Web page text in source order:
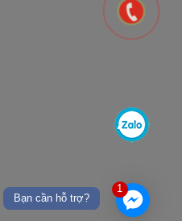
1
Bạn cần hỗ trợ?